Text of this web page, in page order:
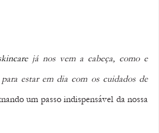
já nos vem a cabeça, como e
estar em dia com os cuidados de
um passo indispensável da nossa